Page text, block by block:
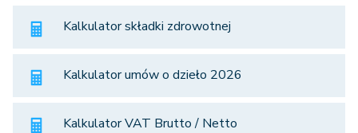
Kalkulator składki zdrowotnej
Kalkulator umów o dzieło 2026
Kalkulator VAT Brutto / Netto